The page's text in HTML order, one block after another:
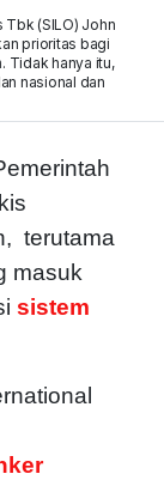
(SILO) John
prioritas bagi
Tidak hanya itu,
nasional dan
terutama
masuk
sistem